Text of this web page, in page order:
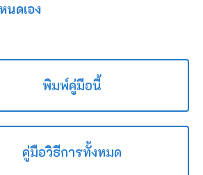
ดเอง
พิมพ์คู่มือนี้
คู่มือวิธีการทั้งหมด